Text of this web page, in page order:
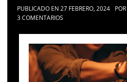
PUBLICADO EN 27 FEBRERO, 2024 POR
3 COMENTARIOS